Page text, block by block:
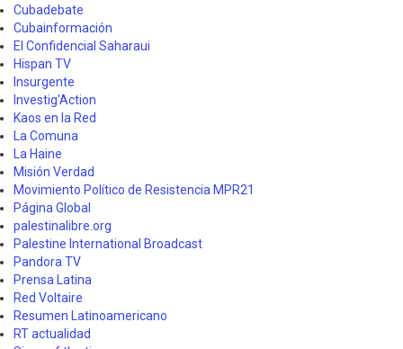
Cubadebate
Cubainformación
El Confidencial Saharaui
Hispan TV
Insurgente
Investig'Action
Kaos en la Red
La Comuna
La Haine
Misión Verdad
Movimiento Político de Resistencia MPR21
Página Global
palestinalibre.org
Palestine International Broadcast
Pandora TV
Prensa Latina
Red Voltaire
Resumen Latinoamericano
RT actualidad